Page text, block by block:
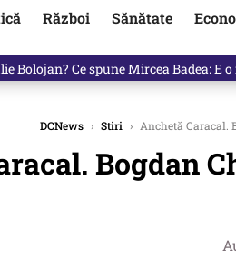
Război Sănătate
îi cere scuze, public, lui Ilie
DCNews › Stiri › Anchetă Caracal.
Bogdan